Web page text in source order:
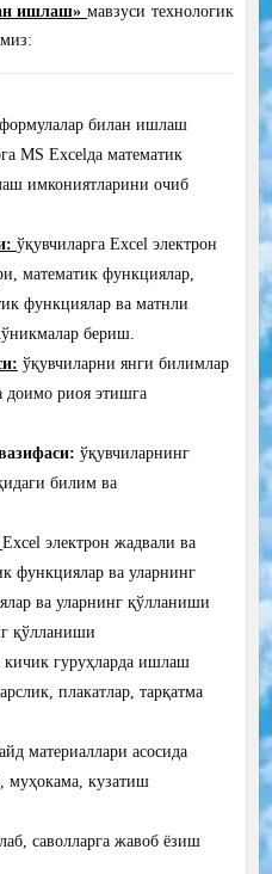
ишлаш»мавзуси технологик
билан ишлаш
MS Excelда математик
имкониятларини очиб
ўқувчиларга Excel электрон
математик функциялар,
функциялар ва матнли
бериш.
ўқувчиларни янги билимлар
доимо риоя этишга
ўқувчиларнинг
билим ва
Excel электрон жадвали ва
функциялар ва уларнинг
ва уларнинг қўлланиши
қўлланиши
гуруҳларда ишлаш
плакатлар, тарқатма
материаллари асосида
муҳокама, кузатиш
саволларга жавоб ёзиш